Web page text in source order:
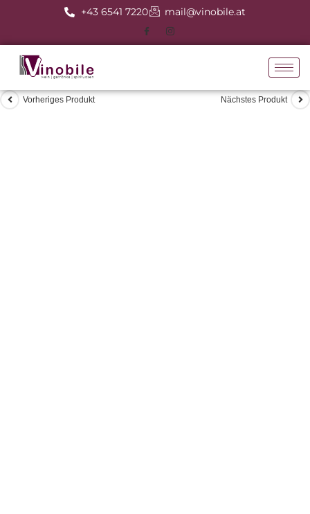
+43 6541 7220 mail@vinobile.at
Vorheriges Produkt Nächstes Produkt